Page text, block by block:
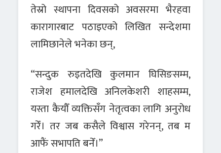
तेस्रो स्थापना दिवसको अवसरमा भैरहवा
कारागारबाट पठाइएको लिखित सन्देशमा
लामिछानेले भनेका छन्,
“सन्दुक रुइतदेखि कुलमान घिसिङसम्म,
राजेश हमालदेखि अनिलकेशरी शाहसम्म,
यस्ता कैयौँ व्यक्तिसँग नेतृत्वका लागि अनुरोध
गरेँ। तर जब कसैले विश्वास गरेनन्, तब म
आफैं सभापति बनेँ।”